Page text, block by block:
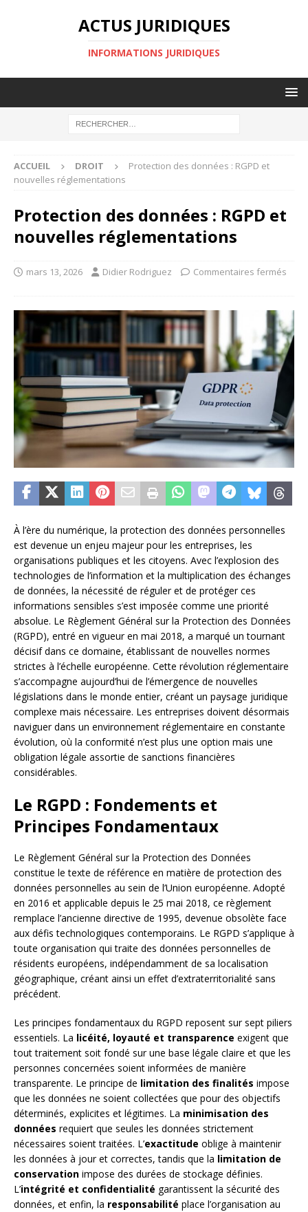
ACTUS JURIDIQUES
INFORMATIONS JURIDIQUES
ACCUEIL DROIT
Protection des données : RGPD et
nouvelles réglementations
Protection des données : RGPD et
nouvelles réglementations
mars 13, 2026 Didier Rodriguez Commentaires fermés
À l’ère du numérique, la protection des données personnelles
est devenue un enjeu majeur pour les entreprises, les
organisations publiques et les citoyens. Avec l’explosion des
technologies de l’information et la multiplication des échanges
de données, la nécessité de réguler et de protéger ces
informations sensibles s’est imposée comme une priorité
absolue. Le Règlement Général sur la Protection des Données
(RGPD), entré en vigueur en mai 2018, a marqué un tournant
décisif dans ce domaine, établissant de nouvelles normes
strictes à l’échelle européenne. Cette révolution réglementaire
s’accompagne aujourd’hui de l’émergence de nouvelles
législations dans le monde entier, créant un paysage juridique
complexe mais nécessaire. Les entreprises doivent désormais
naviguer dans un environnement réglementaire en constante
évolution, où la conformité n’est plus une option mais une
obligation légale assortie de sanctions financières
considérables.
Le RGPD : Fondements et
Principes Fondamentaux
Le Règlement Général sur la Protection des Données
constitue le texte de référence en matière de protection des
données personnelles au sein de l’Union européenne. Adopté
en 2016 et applicable depuis le 25 mai 2018, ce règlement
remplace l’ancienne directive de 1995, devenue obsolète face
aux défis technologiques contemporains. Le RGPD s’applique à
toute organisation qui traite des données personnelles de
résidents européens, indépendamment de sa localisation
géographique, créant ainsi un effet d’extraterritorialité sans
précédent.
Les principes fondamentaux du RGPD reposent sur sept piliers
essentiels. La licéité, loyauté et transparence exigent que
tout traitement soit fondé sur une base légale claire et que les
personnes concernées soient informées de manière
transparente. Le principe de limitation des finalités impose
que les données ne soient collectées que pour des objectifs
déterminés, explicites et légitimes. La minimisation des
données requiert que seules les données strictement
nécessaires soient traitées. L’exactitude oblige à maintenir
les données à jour et correctes, tandis que la limitation de
conservation impose des durées de stockage définies.
L’intégrité et confidentialité garantissent la sécurité des
données, et enfin, la responsabilité place l’organisation au